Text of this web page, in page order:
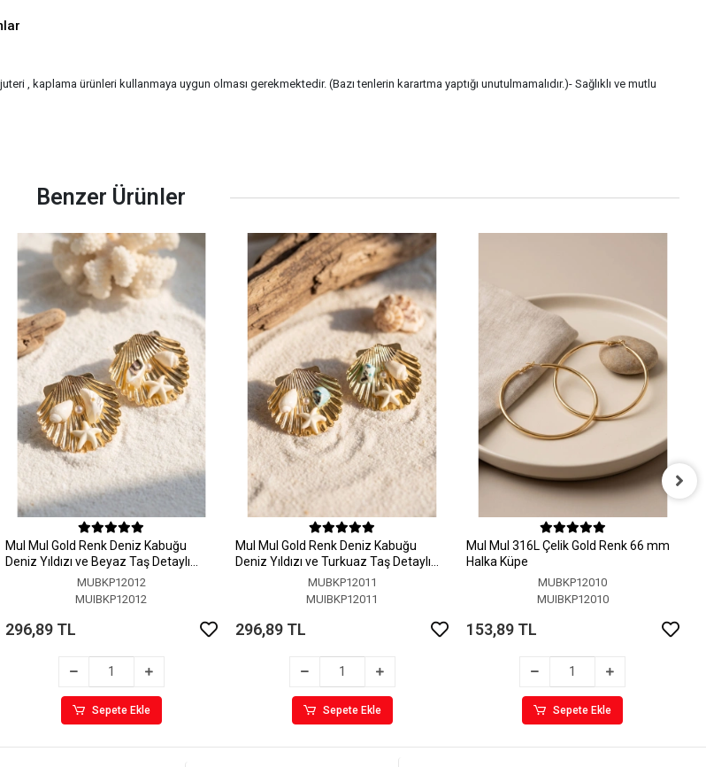
, kaplama ürünleri kullanmaya uygun olması gerekmektedir. (Bazı tenlerin karartma yaptığı unutulmamalıdır.)- Sağlıklı ve mutlu
Benzer Ürünler
MuI MuI Gold Renk Deniz Kabuğu
Deniz Yıldızı ve Beyaz Taş Detaylı
MUBKP12012
MUIBKP12012
296,89 TL
Sepete Ekle
MuI MuI Gold Renk Deniz Kabuğu
Deniz Yıldızı ve Turkuaz Taş Detaylı
MUBKP12011
MUIBKP12011
296,89 TL
Sepete Ekle
MuI MuI 316L Çelik Gold Renk 66 mm
Halka Küpe
MUBKP12010
MUIBKP12010
153,89 TL
Sepete Ekle